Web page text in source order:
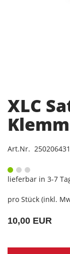
XLC
Art.Nr.
lieferbar in 3-7
pro Stück (inkl.
10,00 EUR